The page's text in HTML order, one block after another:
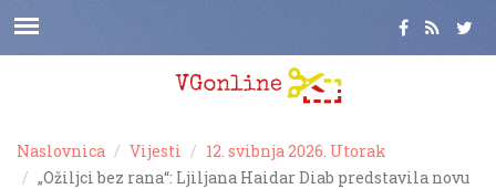
Naslovnica Vijesti
12. svibnja 2026. Utorak
„Ožiljci bez rana“: Ljiljana Haidar Diab predstavila novu